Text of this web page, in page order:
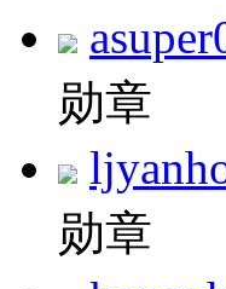
勋章
勋章